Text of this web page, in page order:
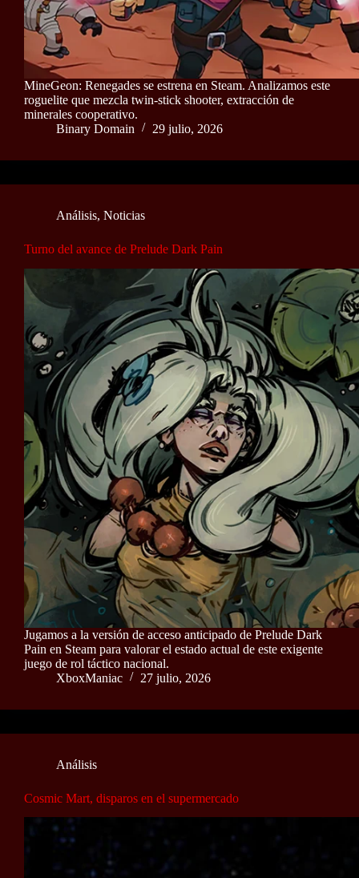
MineGeon: Renegades se estrena en Steam. Analizamos este
roguelite que mezcla twin-stick shooter, extracción de
minerales cooperativo.
Binary Domain
29 julio, 2026
Análisis, Noticias
Turno del avance de Prelude Dark Pain
Jugamos a la versión de acceso anticipado de Prelude Dark
Pain en Steam para valorar el estado actual de este exigente
juego de rol táctico nacional.
XboxManiac
27 julio, 2026
Análisis
Cosmic Mart, disparos en el supermercado